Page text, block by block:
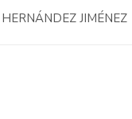
JIMÉNEZ